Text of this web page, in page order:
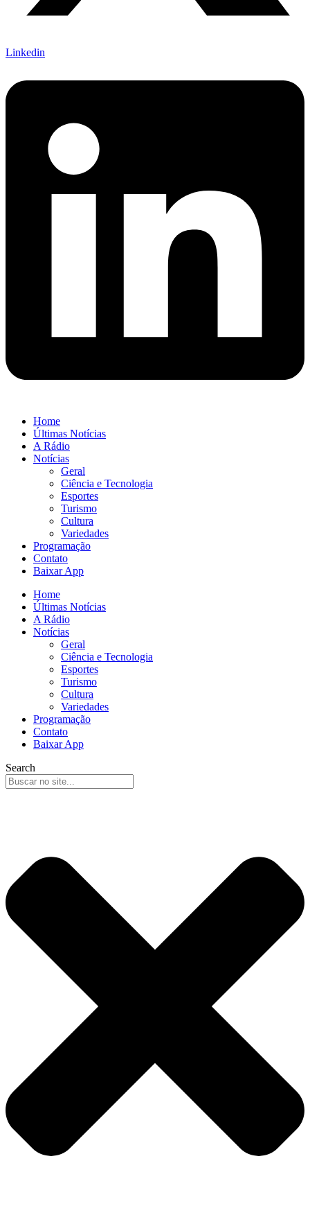
Linkedin
Home
Últimas Notícias
A Rádio
Notícias
Geral
Ciência e Tecnologia
Esportes
Turismo
Cultura
Variedades
Programação
Contato
Baixar App
Home
Últimas Notícias
A Rádio
Notícias
Geral
Ciência e Tecnologia
Esportes
Turismo
Cultura
Variedades
Programação
Contato
Baixar App
Search